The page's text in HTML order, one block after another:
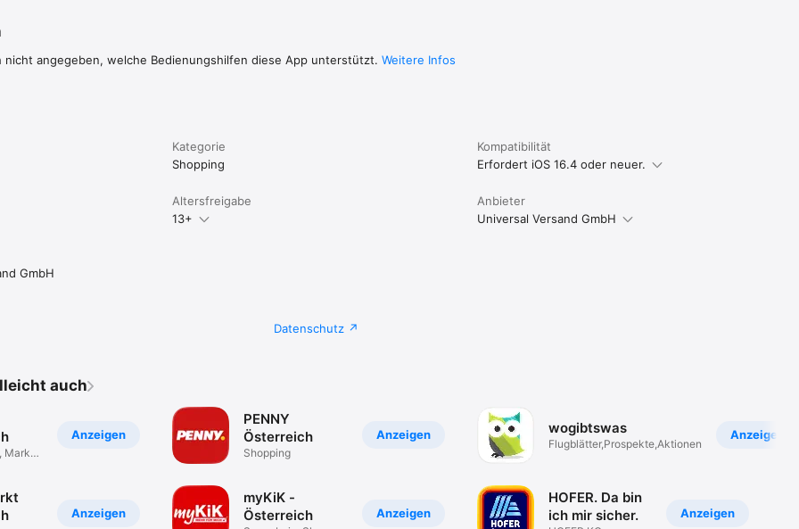
nicht angegeben, welche Bedienungshilfen diese App unterstützt. Weitere Infos
Kategorie
Shopping
Kompatibilität
Erfordert iOS 16.4 oder neuer.
Altersfreigabe
13+
Anbieter
Universal Versand GmbH
GmbH
Datenschutz
auch
Anzeigen
Marken
Anzeigen
Anzeigen
PENNY
Österreich
Shopping
Anzeigen
myKiK -
Österreich
Anzeigen
wogibtswas
Flugblätter,Prospekte,Aktionen
Anzeigen
HOFER. Da bin
ich mir sicher.